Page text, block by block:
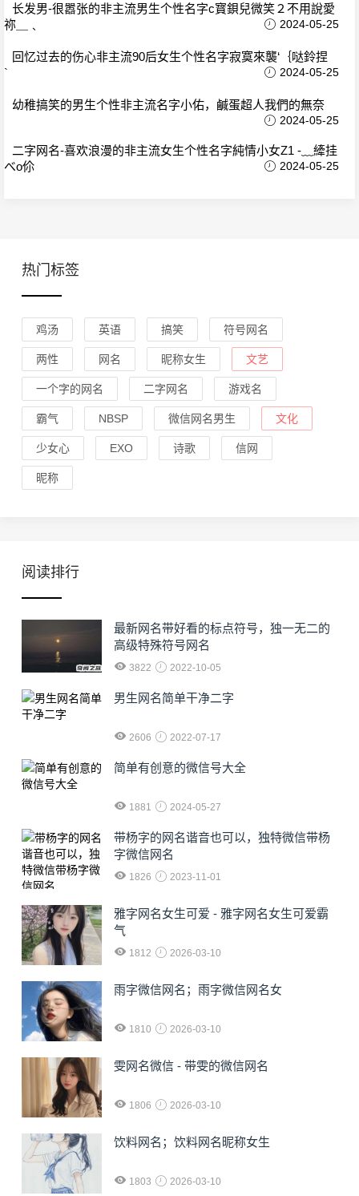
长发男-很嚣张的非主流男生个性名字c寳鋇兒微笑２不用說愛
祢＿﹑
2024-05-25
回忆过去的伤心非主流90后女生个性名字寂寞來襲‘｛哒鈴捏
`
2024-05-25
幼稚搞笑的男生个性非主流名字小佑，鹹蛋超人我們的無奈
2024-05-25
二字网名-喜欢浪漫的非主流女生个性名字純情小女Z1 -﹏縴挂
べo伱
2024-05-25
热门标签
鸡汤 英语 搞笑 符号网名
两性 网名 昵称女生 文艺
一个字的网名 二字网名 游戏名
霸气 NBSP 微信网名男生 文化
少女心 EXO 诗歌 信网
昵称
阅读排行
最新网名带好看的标点符号，独一无二的
高级特殊符号网名
3822 2022-10-05
男生网名简单干净二字
2606 2022-07-17
简单有创意的微信号大全
1881 2024-05-27
​带杨字的网名谐音也可以，独特微信带杨
字微信网名
1826 2023-11-01
雅字网名女生可爱 - 雅字网名女生可爱霸
气
1812 2026-03-10
雨字微信网名；雨字微信网名女
1810 2026-03-10
雯网名微信 - 带雯的微信网名
1806 2026-03-10
饮料网名；饮料网名昵称女生
1803 2026-03-10